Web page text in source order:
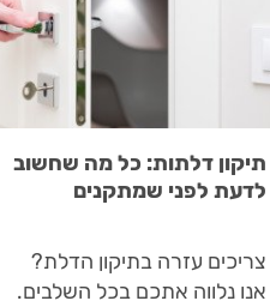
תיקון דלתות: כל מה שחשוב
לדעת לפני שמתקנים
צריכים עזרה בתיקון הדלת?
אנו נלווה אתכם בכל השלבים.